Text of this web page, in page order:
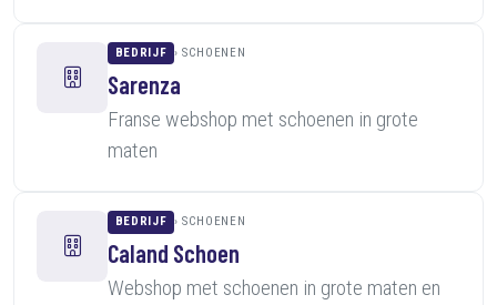
BEDRIJF SCHOENEN
Sarenza
Franse webshop met schoenen in grote
maten
BEDRIJF SCHOENEN
Caland Schoen
Webshop met schoenen in grote maten en